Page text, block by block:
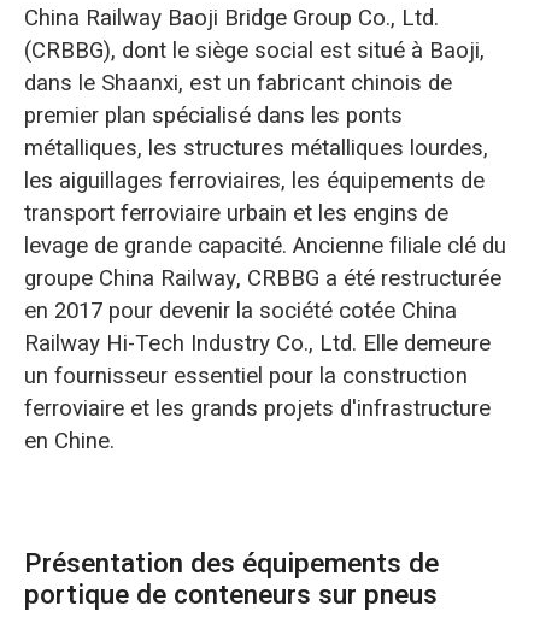
China Railway Baoji Bridge Group Co., Ltd.
(CRBBG), dont le siège social est situé à Baoji,
dans le Shaanxi, est un fabricant chinois de
premier plan spécialisé dans les ponts
métalliques, les structures métalliques lourdes,
les aiguillages ferroviaires, les équipements de
transport ferroviaire urbain et les engins de
levage de grande capacité. Ancienne filiale clé du
groupe China Railway, CRBBG a été restructurée
en 2017 pour devenir la société cotée China
Railway Hi-Tech Industry Co., Ltd. Elle demeure
un fournisseur essentiel pour la construction
ferroviaire et les grands projets d'infrastructure
en Chine.
Présentation des équipements de
portique de conteneurs sur pneus